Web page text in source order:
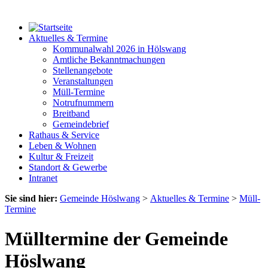
Aktuelles & Termine
Kommunalwahl 2026 in Hölswang
Amtliche Bekanntmachungen
Stellenangebote
Veranstaltungen
Müll-Termine
Notrufnummern
Breitband
Gemeindebrief
Rathaus & Service
Leben & Wohnen
Kultur & Freizeit
Standort & Gewerbe
Intranet
Sie sind hier: Gemeinde Höslwang > Aktuelles & Termine > Müll-
Termine
Mülltermine der Gemeinde
Höslwang